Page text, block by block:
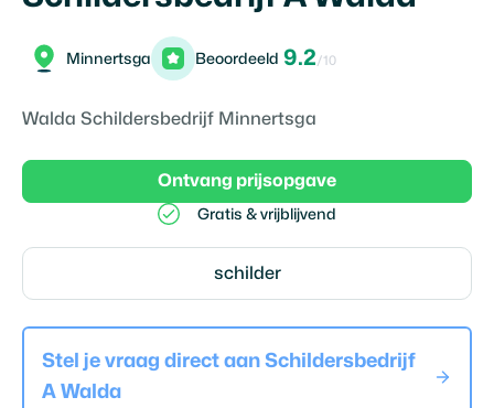
Minnertsga Beoordeeld 9.2/10
Walda Schildersbedrijf Minnertsga
Ontvang prijsopgave
Gratis & vrijblijvend
schilder
Stel je vraag direct aan Schildersbedrijf
A Walda